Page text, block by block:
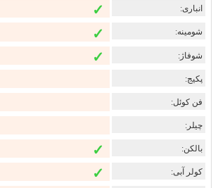
انباری: ✓
شومینه: ✓
شوفاژ: ✓
پکیج:
فن کوئل:
چیلر:
بالکن: ✓
کولر آبی: ✓